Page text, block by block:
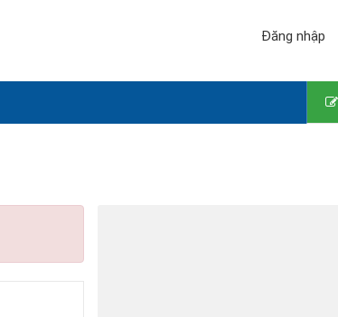
Đăng nhập